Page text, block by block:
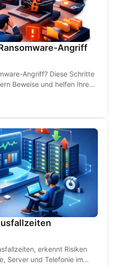
Angriff
Angriff? Diese Schritte
Beweise und helfen Ihrem
erkennt Risiken
Server und Telefonie im